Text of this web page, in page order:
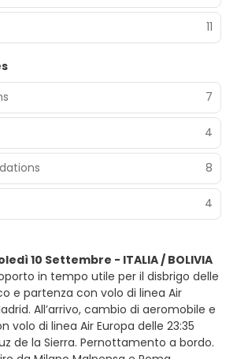
11
7
4
8
4
10 Settembre - ITALIA / BOLIVIA
in tempo utile per il disbrigo delle
e partenza con volo di linea Air
All’arrivo, cambio di aeromobile e
volo di linea Air Europa delle 23:35
de la Sierra. Pernottamento a bordo.